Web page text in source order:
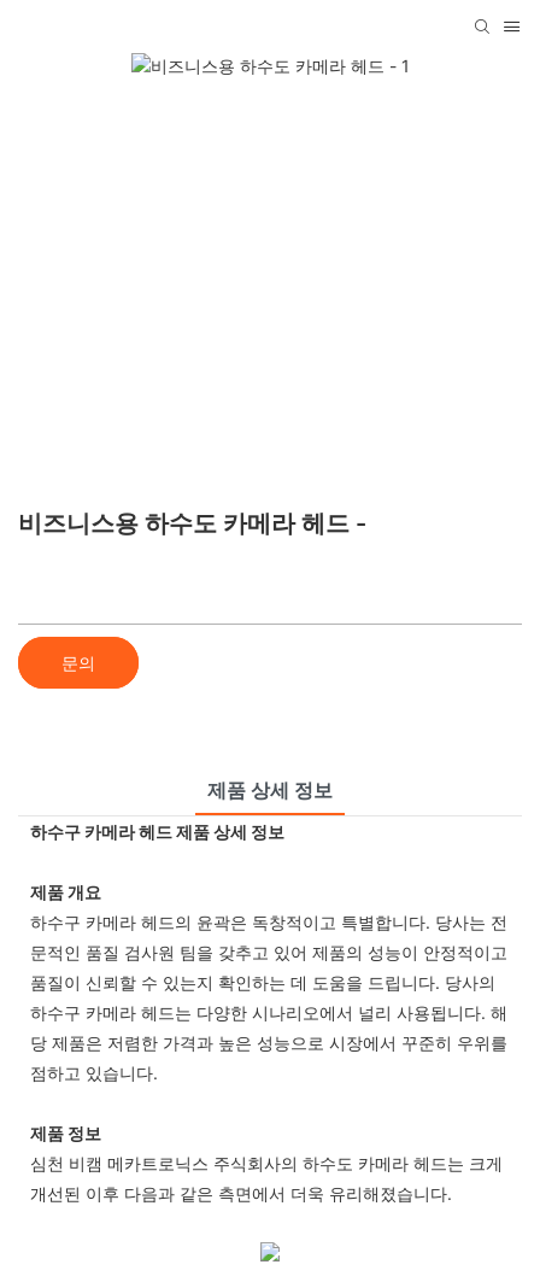
비즈니스용 하수도 카메라 헤드 -
문의
제품 상세 정보
하수구 카메라 헤드 제품 상세 정보
제품 개요
하수구 카메라 헤드의 윤곽은 독창적이고 특별합니다. 당사는 전
문적인 품질 검사원 팀을 갖추고 있어 제품의 성능이 안정적이고
품질이 신뢰할 수 있는지 확인하는 데 도움을 드립니다. 당사의
하수구 카메라 헤드는 다양한 시나리오에서 널리 사용됩니다. 해
당 제품은 저렴한 가격과 높은 성능으로 시장에서 꾸준히 우위를
점하고 있습니다.
제품 정보
심천 비캠 메카트로닉스 주식회사의 하수도 카메라 헤드는 크게
개선된 이후 다음과 같은 측면에서 더욱 유리해졌습니다.